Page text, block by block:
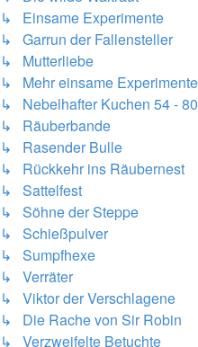
↳ Einsame Experimente
↳ Garrun der Fallensteller
↳ Mutterliebe
↳ Mehr einsame Experimente
↳ Nebelhafter Kuchen 54 - 80
↳ Räuberbande
↳ Rasender Bulle
↳ Rückkehr ins Räubernest
↳ Sattelfest
↳ Söhne der Steppe
↳ Schießpulver
↳ Sumpfhexe
↳ Verräter
↳ Viktor der Verschlagene
↳ Die Rache von Sir Robin
↳ Verzweifelte Betuchte